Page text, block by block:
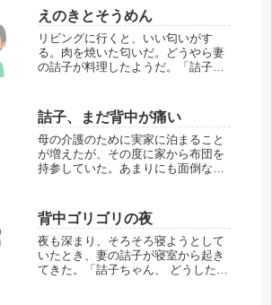
生の次の言葉に少し驚いた。「実は
CT画像の膵臓に気になる影が見つか
りました」「影...
えのきとそうめん
リビングに行くと、いい匂いがす
る。肉を焼いた匂いだ。どうやら妻
の詰子が料理したようだ。「詰子ち
しかった？」「ん～、えのきが歯に
挟まってる」それを聞いて思わず笑
ってしまう。「ハハ...
詰子、まだ背中が痛い
母の介護のために実家に泊まること
が増えたが、その度に家から布団を
持参していた。あまりにも面倒なの
「布団を持ち運ぶのが面倒だから買
ってきたよ」「あら。迷惑かける
ね」母は元気そうで、...
背中ゴリゴリの夜
夜も深まり、そろそろ寝ようとして
いたとき、妻の詰子が寝室から起き
てきた。「詰子ちゃん、 どうした